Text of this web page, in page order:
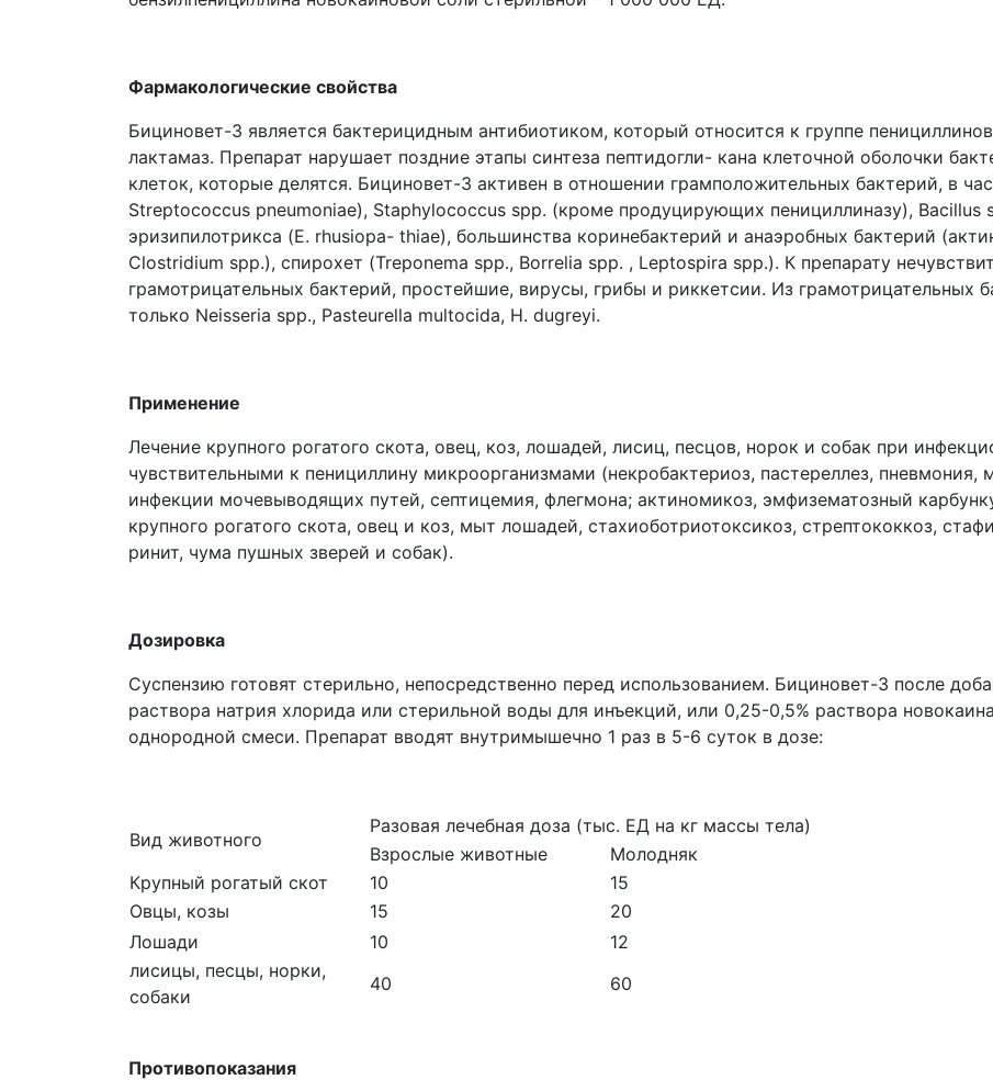
Фармакологические свойства
Бициновет-3 является бактерицидным антибиотиком, который относится к группе
лактамаз. Препарат нарушает поздние этапы синтеза пептидогли- кана клеточной оболочки
клеток, которые делятся. Бициновет-3 активен в отношении грамположительных бактерий, в
Streptococcus pneumoniae), Staphylococcus spp. (кроме продуцирующих пенициллиназу), Bacillus
эризипилотрикса (E. rhusiopa- thiаe), большинства коринебактерий и анаэробных бактерий
Clostridium spp.), спирохет (Treponema spp., Borrelia spp. , Leptospira spp.). К препарату
грамотрицательных бактерий, простейшие, вирусы, грибы и риккетсии. Из грамотрицательных
только Neisseria spp., Pasteurella multocida, H. dugreyi.
Применение
Лечение крупного рогатого скота, овец, коз, лошадей, лисиц, песцов, норок и собак при
чувствительными к пенициллину микроорганизмами (некробактериоз, пастереллез, пневмония,
инфекции мочевыводящих путей, септицемия, флегмона; актиномикоз, эмфизематозный
крупного рогатого скота, овец и коз, мыт лошадей, стахиоботриотоксикоз, стрептококкоз,
ринит, чума пушных зверей и собак).
Дозировка
Суспензию готовят стерильно, непосредственно перед использованием. Бициновет-3 после
раствора натрия хлорида или стерильной воды для инъекций, или 0,25-0,5% раствора
однородной смеси. Препарат вводят внутримышечно 1 раз в 5-6 суток в дозе:
Вид животного
Разовая лечебная доза (тыс. ЕД на кг массы тела)
Взрослые животные
Молодняк
Крупный рогатый скот
10
15
Овцы, козы
15
20
Лошади
10
12
лисицы, песцы, норки,
собаки
40 60
Противопоказания